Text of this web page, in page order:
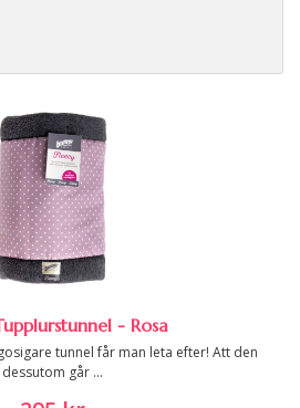
- Rosa
tunnel får man leta efter! Att den
dessutom går ...